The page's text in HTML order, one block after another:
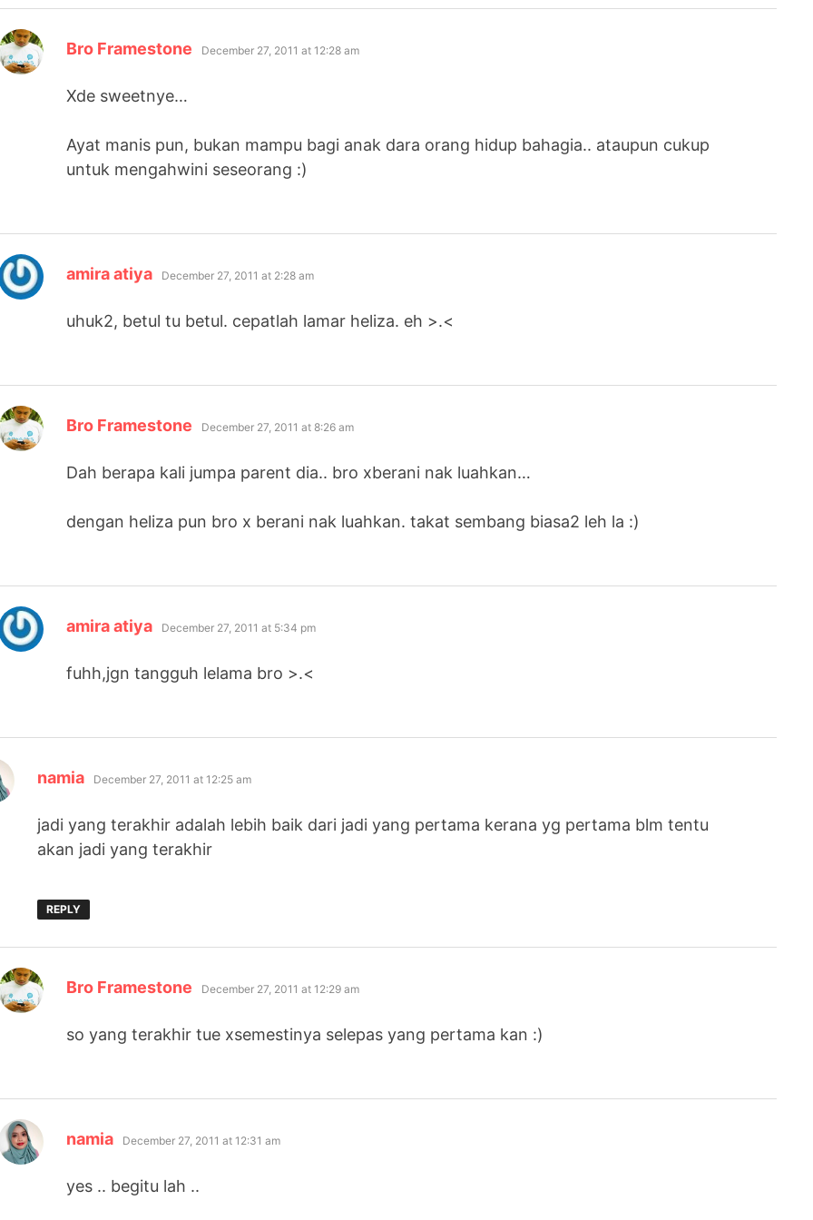
Bro Framestone says:
December 27, 2011 at 12:28 am
Xde sweetnye…
Ayat manis pun, bukan mampu bagi anak dara orang hidup bahagia.. ataupun cukup
untuk mengahwini seseorang :)
amira atiya says:
December 27, 2011 at 2:28 am
uhuk2, betul tu betul. cepatlah lamar heliza. eh >.<
Bro Framestone says:
December 27, 2011 at 8:26 am
Dah berapa kali jumpa parent dia.. bro xberani nak luahkan…
dengan heliza pun bro x berani nak luahkan. takat sembang biasa2 leh la :)
amira atiya says:
December 27, 2011 at 5:34 pm
fuhh,jgn tangguh lelama bro >.<
namia says:
December 27, 2011 at 12:25 am
jadi yang terakhir adalah lebih baik dari jadi yang pertama kerana yg pertama blm tentu
akan jadi yang terakhir
REPLY
Bro Framestone says:
December 27, 2011 at 12:29 am
so yang terakhir tue xsemestinya selepas yang pertama kan :)
namia says:
December 27, 2011 at 12:31 am
yes .. begitu lah ..